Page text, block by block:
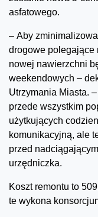
asfatowego.
– Aby
drogowe polegające
nowej nawierzchni
weekendowych –
Utrzymania Miasta.
przede wszystkim
użytkujących
komunikacyjną, ale
przed
urzędniczka.
Koszt remontu to
te wykona